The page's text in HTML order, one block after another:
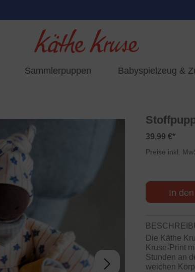
Sammlerpuppen Babyspielzeug &
39,99 €*
Preise inkl.
In
Die Käthe
Kruse-Print
Stunden an
weichen